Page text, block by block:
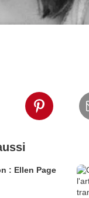
: Ellen Page